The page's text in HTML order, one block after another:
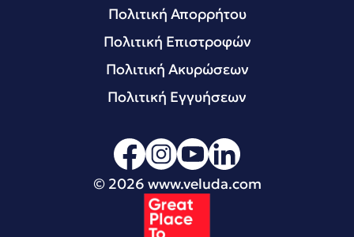
Πολιτική Απορρήτου
Πολιτική Επιστροφών
Πολιτική Ακυρώσεων
Πολιτική Εγγυήσεων
© 2026 www.veluda.com